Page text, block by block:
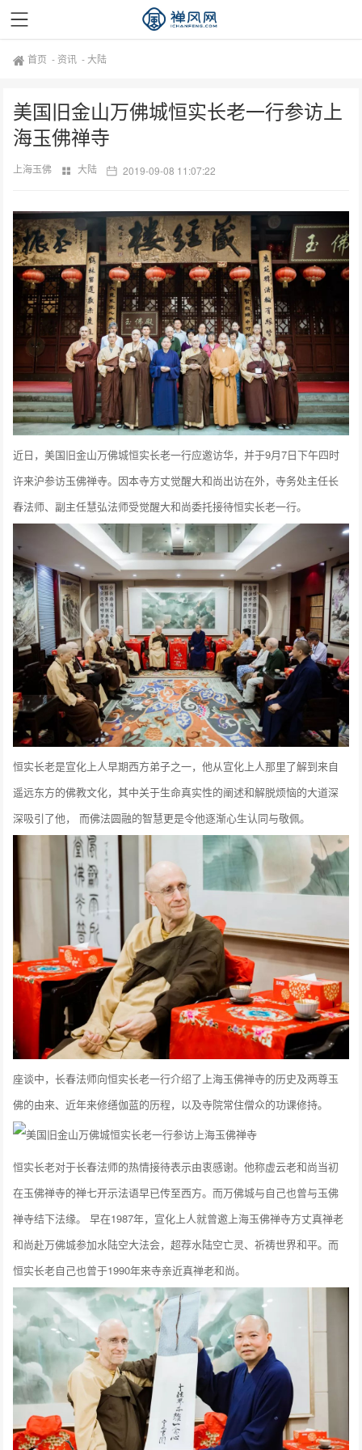
首页 - 资讯 -大陆
美国旧金山万佛城恒实长老一行参访上
海玉佛禅寺
上海玉佛 大陆 2019-09-08 11:07:22
近日，美国旧金山万佛城恒实长老一行应邀访华，并于9月7日下午四时
许来沪参访玉佛禅寺。因本寺方丈觉醒大和尚出访在外，寺务处主任长
春法师、副主任慧弘法师受觉醒大和尚委托接待恒实长老一行。
恒实长老是宣化上人早期西方弟子之一，他从宣化上人那里了解到来自
遥远东方的佛教文化，其中关于生命真实性的阐述和解脱烦恼的大道深
深吸引了他， 而佛法圆融的智慧更是令他逐渐心生认同与敬佩。
座谈中，长春法师向恒实长老一行介绍了上海玉佛禅寺的历史及两尊玉
佛的由来、近年来修缮伽蓝的历程，以及寺院常住僧众的功课修持。
恒实长老对于长春法师的热情接待表示由衷感谢。他称虚云老和尚当初
在玉佛禅寺的禅七开示法语早已传至西方。而万佛城与自己也曾与玉佛
禅寺结下法缘。 早在1987年，宣化上人就曾邀上海玉佛禅寺方丈真禅老
和尚赴万佛城参加水陆空大法会，超荐水陆空亡灵、祈祷世界和平。而
恒实长老自己也曾于1990年来寺亲近真禅老和尚。